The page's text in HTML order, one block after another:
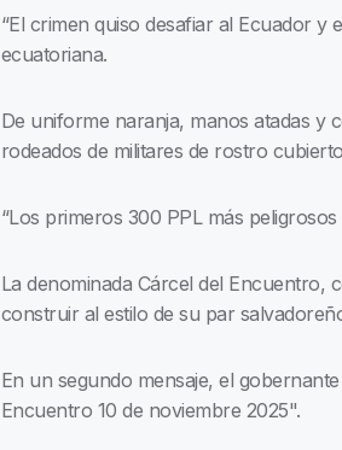
“El crimen quiso desafiar al Ecuador
ecuatoriana.
De uniforme naranja, manos atadas y
rodeados de militares de rostro
“Los primeros 300 PPL más
La denominada Cárcel del Encuentro,
construir al estilo de su par
En un segundo mensaje, el
Encuentro 10 de noviembre 2025".